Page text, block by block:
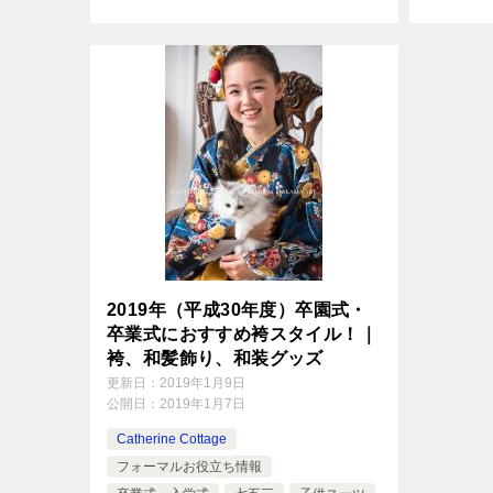
たりな
2019年（平成30年度）卒園式・
卒業式におすすめ袴スタイル！｜
袴、和髪飾り、和装グッズ
更新日： 2019年1月9日
公開日： 2019年1月7日
Catherine Cottage
フォーマルお役立ち情報